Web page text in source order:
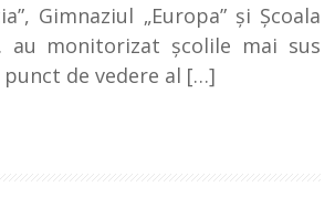
Gimnaziul „Europa” şi Şcoala
au monitorizat şcolile mai sus
de vedere al […]